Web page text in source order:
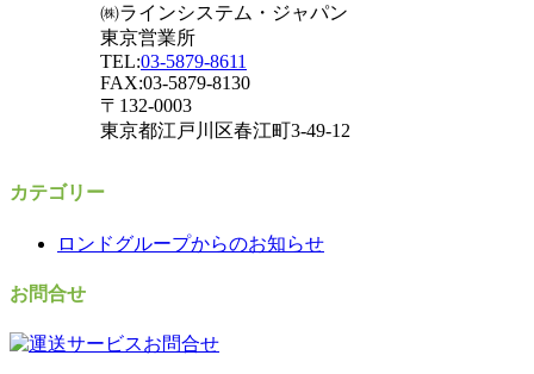
㈱ラインシステム・ジャパン
東京営業所
TEL:03-5879-8611
FAX:03-5879-8130
〒132-0003
東京都江戸川区春江町3-49-12
カテゴリー
ロンドグループからのお知らせ
お問合せ